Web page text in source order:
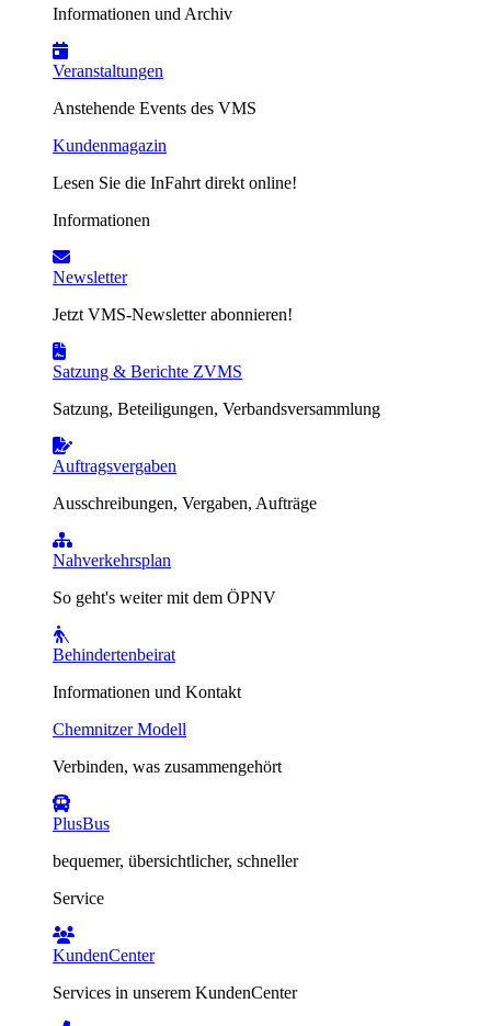
Informationen und Archiv
Veranstaltungen
Anstehende Events des VMS
Kundenmagazin
Lesen Sie die InFahrt direkt online!
Informationen
Newsletter
Jetzt VMS-Newsletter abonnieren!
Satzung & Berichte ZVMS
Satzung, Beteiligungen, Verbandsversammlung
Auftragsvergaben
Ausschreibungen, Vergaben, Aufträge
Nahverkehrsplan
So geht's weiter mit dem ÖPNV
Behindertenbeirat
Informationen und Kontakt
Chemnitzer Modell
Verbinden, was zusammengehört
PlusBus
bequemer, übersichtlicher, schneller
Service
KundenCenter
Services in unserem KundenCenter